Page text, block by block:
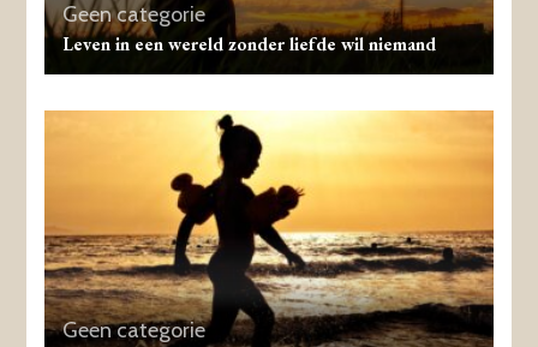
Geen categorie
Leven in een wereld zonder liefde wil niemand
Geen categorie